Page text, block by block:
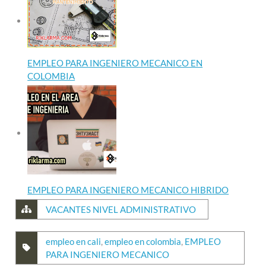
EMPLEO PARA INGENIERO MECANICO EN
COLOMBIA
EMPLEO PARA INGENIERO MECANICO HIBRIDO
VACANTES NIVEL ADMINISTRATIVO
empleo en cali,empleo en colombia, EMPLEO
PARA INGENIERO MECANICO